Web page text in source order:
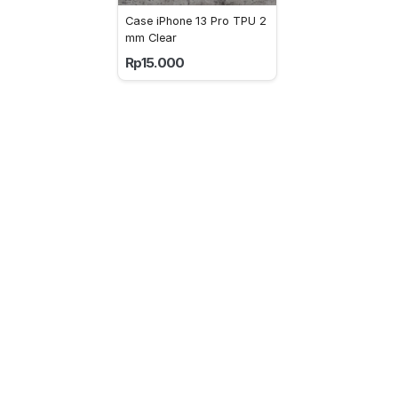
Case iPhone 13 Pro TPU 2
mm Clear
Rp15.000